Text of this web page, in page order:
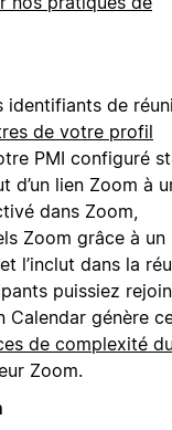
identifiants de
de votre profil
PMI configuré
d’un lien Zoom à
dans Zoom,
Zoom grâce à un
l’inclut dans la
puissiez
Calendar génère
de complexité
Zoom.